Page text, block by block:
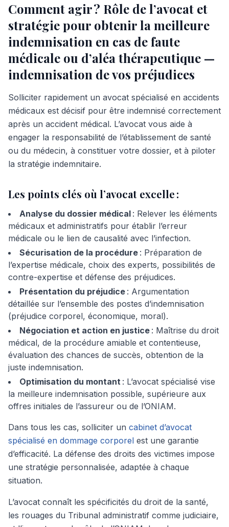
Comment agir ? Rôle de l’avocat et
stratégie pour obtenir la meilleure
indemnisation en cas de faute
médicale ou d’aléa thérapeutique —
indemnisation de vos préjudices
Solliciter rapidement un avocat spécialisé en accidents
médicaux est décisif pour être indemnisé correctement
après un accident médical. L’avocat vous aide à
engager la responsabilité de l’établissement de santé
ou du médecin, à constituer votre dossier, et à piloter
la stratégie indemnitaire.
Les points clés où l’avocat excelle :
Analyse du dossier médical : Relever les éléments
médicaux et administratifs pour établir l’erreur
médicale ou le lien de causalité avec l’infection.
Sécurisation de la procédure : Préparation de
l’expertise médicale, choix des experts, possibilités de
contre-expertise et défense des préjudices.
Présentation du préjudice : Argumentation
détaillée sur l’ensemble des postes d’indemnisation
(préjudice corporel, économique, moral).
Négociation et action en justice : Maîtrise du droit
médical, de la procédure amiable et contentieuse,
évaluation des chances de succès, obtention de la
juste indemnisation.
Optimisation du montant : L’avocat spécialisé vise
la meilleure indemnisation possible, supérieure aux
offres initiales de l’assureur ou de l’ONIAM.
Dans tous les cas, solliciter un cabinet d’avocat
spécialisé en dommage corporel est une garantie
d’efficacité. La défense des droits des victimes impose
une stratégie personnalisée, adaptée à chaque
situation.
L’avocat connaît les spécificités du droit de la santé,
les rouages du Tribunal administratif comme judiciaire,